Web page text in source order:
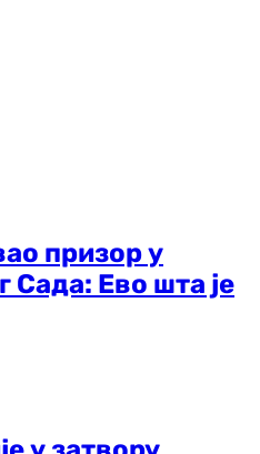
призор у
Сада: Ево шта је